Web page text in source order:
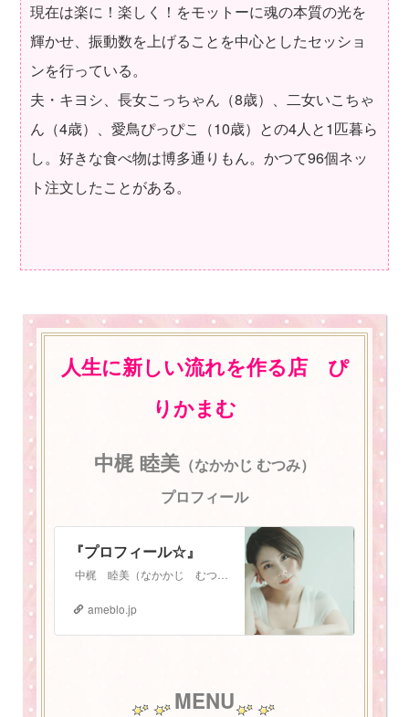
現在は楽に！楽しく！をモットーに魂の本質の光を
輝かせ、振動数を上げることを中心としたセッショ
ンを行っている。
夫・キヨシ、長女こっちゃん（8歳）、二女いこちゃ
ん（4歳）、愛鳥ぴっぴこ（10歳）との4人と1匹暮ら
し。好きな食べ物は博多通りもん。かつて96個ネッ
ト注文したことがある。
人生に新しい流れを作る店 ぴ
りかまむ
中梶 睦美 （なかかじ むつみ）
プロフィール
『プロフィール☆』
ameblo.jp
MENU